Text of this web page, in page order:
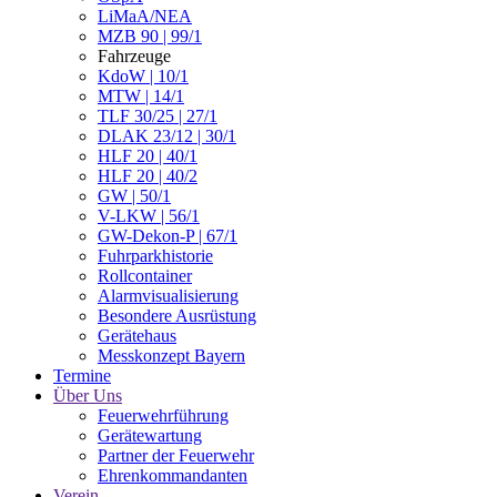
LiMaA/NEA
MZB 90 | 99/1
Fahrzeuge
KdoW | 10/1
MTW | 14/1
TLF 30/25 | 27/1
DLAK 23/12 | 30/1
HLF 20 | 40/1
HLF 20 | 40/2
GW | 50/1
V-LKW | 56/1
GW-Dekon-P | 67/1
Fuhrparkhistorie
Rollcontainer
Alarmvisualisierung
Besondere Ausrüstung
Gerätehaus
Messkonzept Bayern
Termine
Über Uns
Feuerwehrführung
Gerätewartung
Partner der Feuerwehr
Ehrenkommandanten